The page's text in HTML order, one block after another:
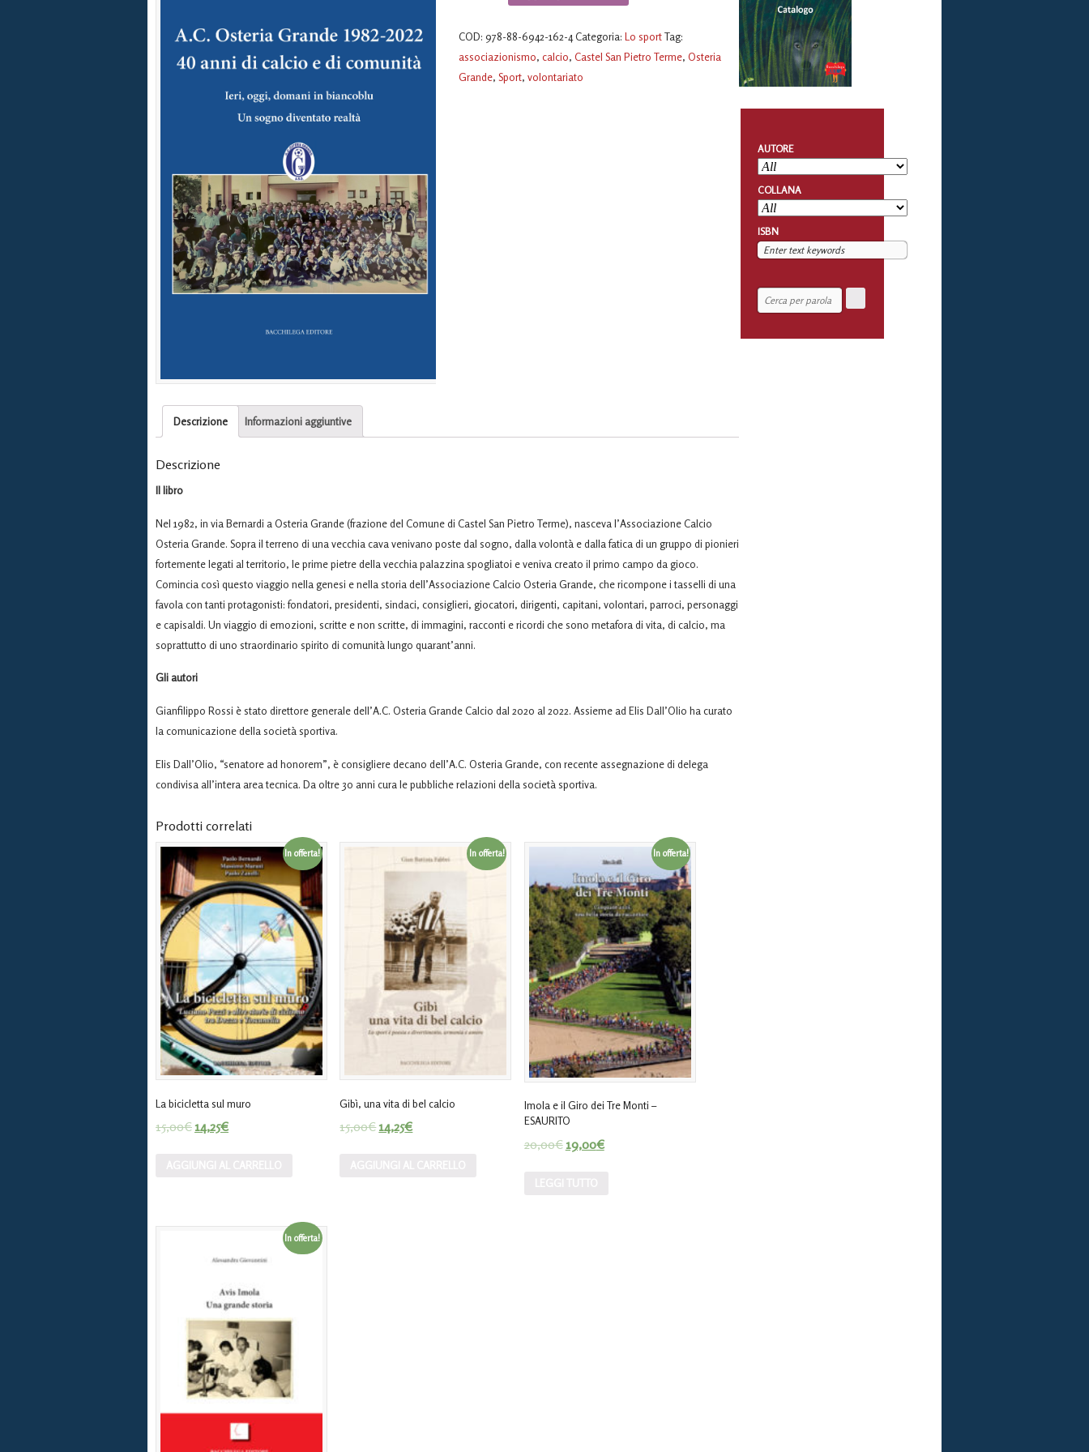
Grande
1982-
2022
COD:978-88-6942-162-4 Categoria:Lo sport Tag:
associazionismo,calcio, Castel San Pietro Terme, Osteria
Grande,Sport,volontariato
Descrizione Informazioni aggiuntive
Descrizione
Il libro
Nel 1982, in via Bernardi a Osteria Grande (frazione del Comune di Castel San Pietro Terme), nasceva l’Associazione Calcio
Osteria Grande. Sopra il terreno di una vecchia cava venivano poste dal sogno, dalla volontà e dalla fatica di un gruppo di pionieri
fortemente legati al territorio, le prime pietre della vecchia palazzina spogliatoi e veniva creato il primo campo da gioco.
Comincia così questo viaggio nella genesi e nella storia dell’Associazione Calcio Osteria Grande, che ricompone i tasselli di una
favola con tanti protagonisti: fondatori, presidenti, sindaci, consiglieri, giocatori, dirigenti, capitani, volontari, parroci, personaggi
e capisaldi. Un viaggio di emozioni, scritte e non scritte, di immagini, racconti e ricordi che sono metafora di vita, di calcio, ma
soprattutto di uno straordinario spirito di comunità lungo quarant’anni.
Gli autori
Gianfilippo Rossi è stato direttore generale dell’A.C. Osteria Grande Calcio dal 2020 al 2022. Assieme ad Elis Dall’Olio ha curato
la comunicazione della società sportiva.
Elis Dall’Olio, “senatore ad honorem”, è consigliere decano dell’A.C. Osteria Grande, con recente assegnazione di delega
condivisa all’intera area tecnica. Da oltre 30 anni cura le pubbliche relazioni della società sportiva.
Prodotti correlati
In offerta!
La bicicletta sul muro
15,00€14,25€
In offerta!
Gibì, una vita di bel calcio
15,00€14,25€
In offerta!
Imola e il Giro dei Tre Monti –
ESAURITO
20,00€19,00€
In offerta!
AUTORE
COLLANA
ISBN